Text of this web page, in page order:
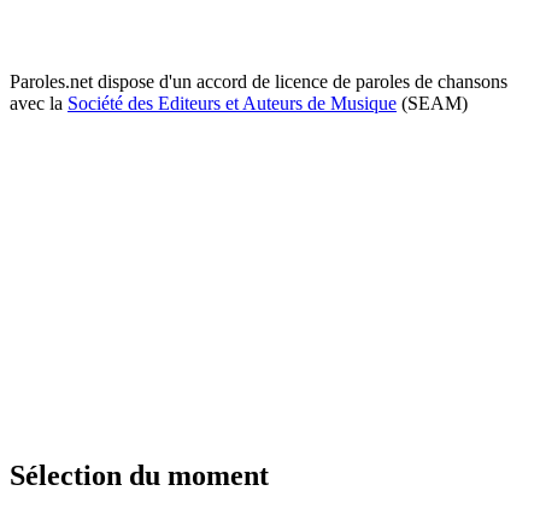
Paroles.net dispose d'un accord de licence de paroles de chansons
avec la Société des Editeurs et Auteurs de Musique (SEAM)
Sélection du moment